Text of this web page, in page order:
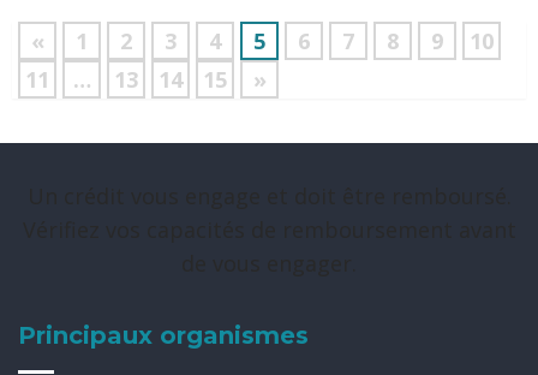
« 1 2 3 4 5 6 7 8 9
10
11
… 13 14 15 »
Principaux organismes